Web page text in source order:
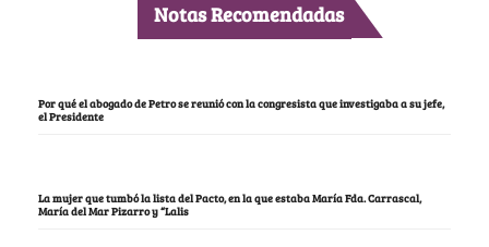
Notas Recomendadas
Por qué el abogado de Petro se reunió con la congresista que investigaba a su jefe,
el Presidente
La mujer que tumbó la lista del Pacto, en la que estaba María Fda. Carrascal,
María del Mar Pizarro y “Lalis